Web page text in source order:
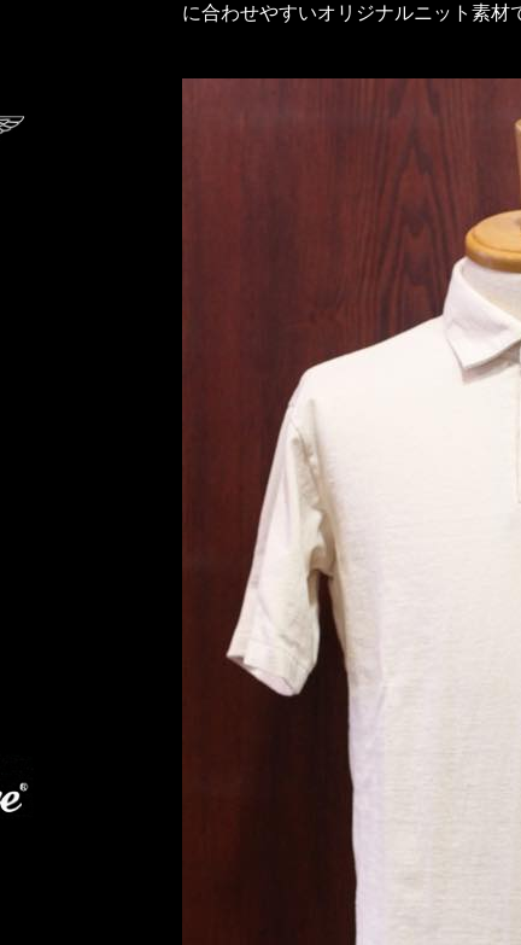
に合わせやすいオリジナルニット素材